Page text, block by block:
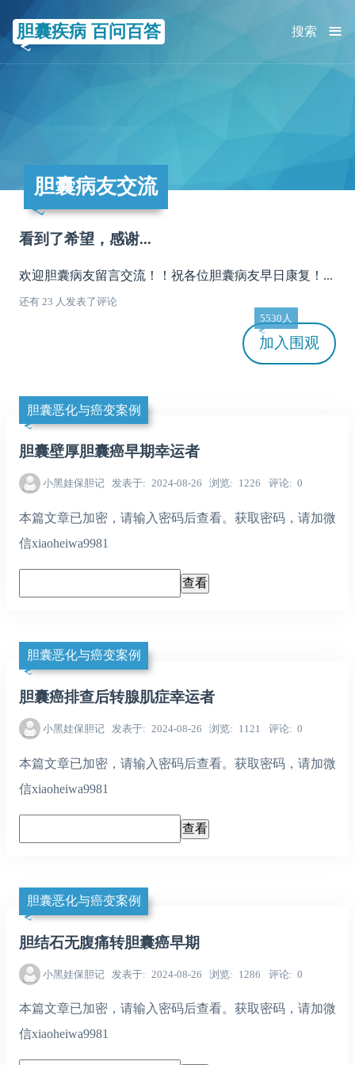
胆囊疾病 百问百答 ≡
搜索
胆囊病友交流
看到了希望，感谢...
欢迎胆囊病友留言交流！！祝各位胆囊病友早日康复！...
还有 23 人发表了评论
加入
5530人
围观
胆囊恶化与癌变案例
胆囊壁厚胆囊癌早期幸运者
小黑娃保胆记 发表于 2024-08-26 浏览 1226 评论 0
本篇文章已加密，请输入密码后查看。获取密码，请加微
信xiaoheiwa9981
胆囊恶化与癌变案例
胆囊癌排查后转腺肌症幸运者
小黑娃保胆记 发表于 2024-08-26 浏览 1121 评论 0
本篇文章已加密，请输入密码后查看。获取密码，请加微
信xiaoheiwa9981
胆囊恶化与癌变案例
胆结石无腹痛转胆囊癌早期
小黑娃保胆记 发表于 2024-08-26 浏览 1286 评论 0
本篇文章已加密，请输入密码后查看。获取密码，请加微
信xiaoheiwa9981